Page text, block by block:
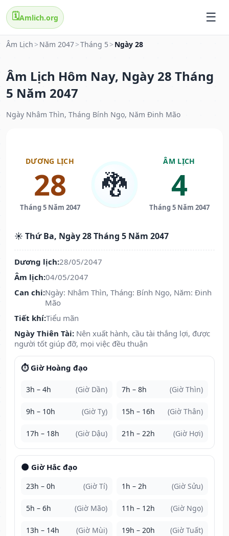
🗓️Amlich.org
Âm Lịch > Năm 2047>Tháng 5 > Ngày 28
Âm Lịch Hôm Nay, Ngày 28 Tháng
5 Năm 2047
Ngày Nhâm Thìn, Tháng Bính Ngọ, Năm Đinh Mão
DƯƠNG LỊCH
28
Tháng 5 Năm 2047
🐉
ÂM LỊCH
4
Tháng 5 Năm 2047
☀️ Thứ Ba, Ngày 28 Tháng 5 Năm 2047
Dương lịch:28/05/2047
Âm lịch:04/05/2047
Can chi:Ngày: Nhâm Thìn, Tháng: Bính Ngọ, Năm: Đinh
Mão
Tiết khí:Tiểu mãn
Ngày Thiên Tài: Nên xuất hành, cầu tài thắng lợi, được
người tốt giúp đỡ, mọi việc đều thuận
⏱️ Giờ Hoàng đạo
3h – 4h (Giờ Dần) 7h – 8h (Giờ Thìn)
9h – 10h (Giờ Tỵ) 15h – 16h (Giờ Thân)
17h – 18h (Giờ Dậu) 21h – 22h (Giờ Hợi)
🌑 Giờ Hắc đạo
23h – 0h (Giờ Tí) 1h – 2h (Giờ Sửu)
5h – 6h (Giờ Mão) 11h – 12h (Giờ Ngọ)
13h – 14h (Giờ Mùi) 19h – 20h (Giờ Tuất)